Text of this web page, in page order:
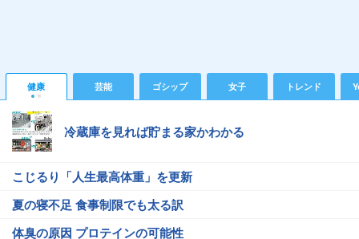
健康 芸能 ゴシップ 女子 トレンド
冷蔵庫を見れば貯まる家かわかる
こじるり「人生最高体重」を更新
夏の寝不足 食事制限でも太る訳
体臭の原因 プロテインの可能性